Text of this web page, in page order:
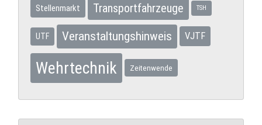
Stellenmarkt Transportfahrzeuge TSH
UTF Veranstaltungshinweis VJTF
Wehrtechnik Zeitenwende